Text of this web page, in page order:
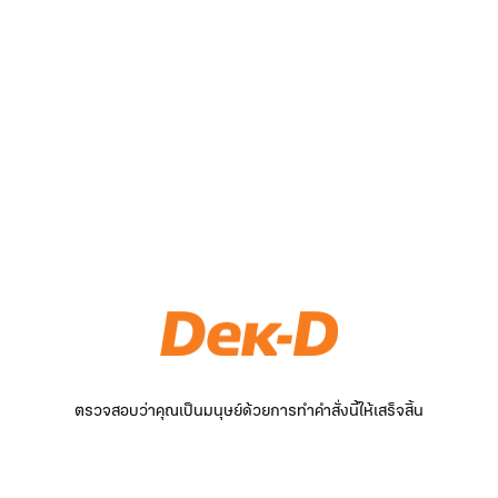
ตรวจสอบว่าคุณเป็นมนุษย์ด้วยการทำคำสั่งนี้ให้เสร็จสิ้น